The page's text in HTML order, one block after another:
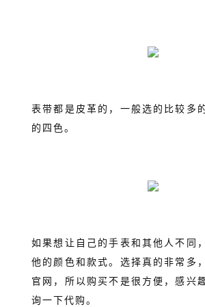
表带都是皮革的，一般选的比较多
的四色。
如果想让自己的手表和其他人不同
他的颜色和款式。选择真的非常多
官网，所以购买不是很方便，感兴
询一下代购。